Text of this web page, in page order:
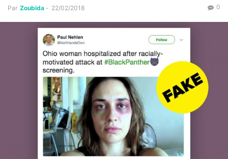
Par Zoubida - 22/02/2018 0